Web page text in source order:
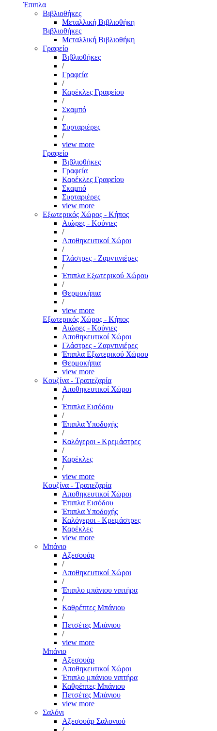
Έπιπλα
Βιβλιοθήκες
Μεταλλική Βιβλιοθήκη
Βιβλιοθήκες
Μεταλλική Βιβλιοθήκη
Γραφείο
Βιβλιοθήκες
/
Γραφεία
/
Καρέκλες Γραφείου
/
Σκαμπό
/
Συρταριέρες
/
view more
Γραφείο
Βιβλιοθήκες
Γραφεία
Καρέκλες Γραφείου
Σκαμπό
Συρταριέρες
view more
Εξωτερικός Χώρος - Κήπος
Αιώρες - Κούνιες
/
Αποθηκευτικοί Χώροι
/
Γλάστρες - Ζαρντινιέρες
/
Έπιπλα Εξωτερικού Χώρου
/
Θερμοκήπια
/
view more
Εξωτερικός Χώρος - Κήπος
Αιώρες - Κούνιες
Αποθηκευτικοί Χώροι
Γλάστρες - Ζαρντινιέρες
Έπιπλα Εξωτερικού Χώρου
Θερμοκήπια
view more
Κουζίνα - Τραπεζαρία
Αποθηκευτικοί Χώροι
/
Έπιπλα Εισόδου
/
Έπιπλα Υποδοχής
/
Καλόγεροι - Κρεμάστρες
/
Καρέκλες
/
view more
Κουζίνα - Τραπεζαρία
Αποθηκευτικοί Χώροι
Έπιπλα Εισόδου
Έπιπλα Υποδοχής
Καλόγεροι - Κρεμάστρες
Καρέκλες
view more
Μπάνιο
Αξεσουάρ
/
Αποθηκευτικοί Χώροι
/
Έπιπλο μπάνιου νιπτήρα
/
Καθρέπτες Μπάνιου
/
Πετσέτες Μπάνιου
/
view more
Μπάνιο
Αξεσουάρ
Αποθηκευτικοί Χώροι
Έπιπλο μπάνιου νιπτήρα
Καθρέπτες Μπάνιου
Πετσέτες Μπάνιου
view more
Σαλόνι
Αξεσουάρ Σαλονιού